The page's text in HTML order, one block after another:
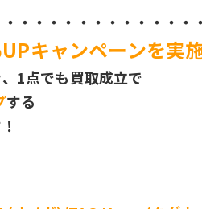
・・・・・・・・・・・・
キャンペーンを実
1点でも買取成立で
する